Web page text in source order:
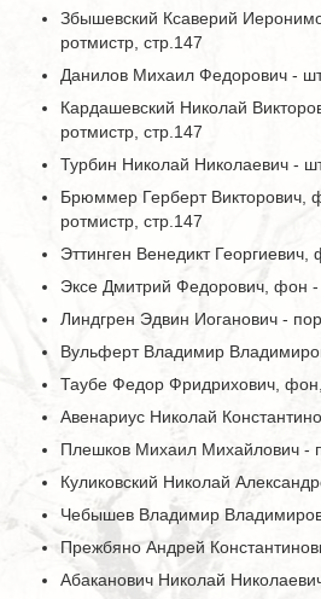
Збышевский Ксаверий
ротмистр, стр.147
Данилов Михаил Федорович -
Кардашевский Николай
ротмистр, стр.147
Турбин Николай Николаевич -
Брюммер Герберт Викторович,
ротмистр, стр.147
Эттинген Венедикт Георгиевич,
Эксе Дмитрий Федорович, фон -
Линдгрен Эдвин Иоганович -
Вульферт Владимир
Таубе Федор Фридрихович,
Авенариус Николай
Плешков Михаил Михайлович -
Куликовский Николай
Чебышев Владимир
Прежбяно Андрей
Абаканович Николай